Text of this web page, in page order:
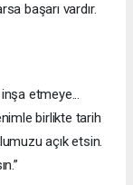
başarı vardır.
etmeye...
birlikte tarih
açık etsin.